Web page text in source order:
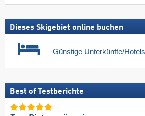
Dieses Skigebiet online buchen
Günstige Unterkünfte/Hotels
Best of Testberichte